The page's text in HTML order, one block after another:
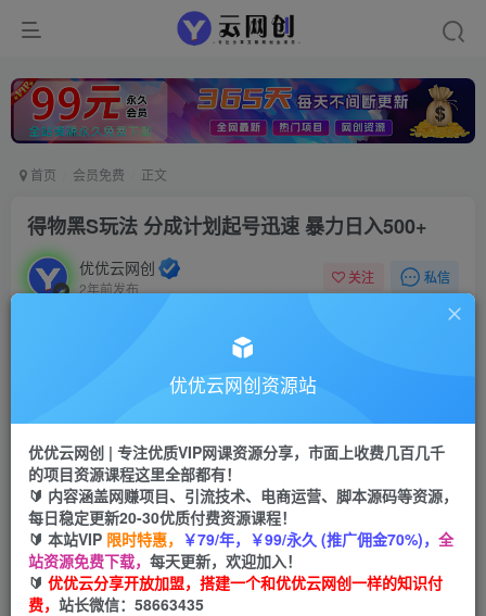
首页 会员免费 正文
得物黑S玩法 分成计划起号迅速 暴力日入500+
优优云网创
2年前发布
关注 私信
得物黑S玩法 分成计划起号迅速 暴力日入500+
云币9.9云币 99
会员免费
立即购买
您当前未登录！建议登陆后购买，可保存购买订单
优优云网创资源站
优优云网创 | 专注优质VIP网课资源分享，市面上收费几百几千
的项目资源课程这里全部都有！
🔰 内容涵盖网赚项目、引流技术、电商运营、脚本源码等资源，
每日稳定更新20-30优质付费资源课程！
🔰 本站VIP 限时特惠， ￥79/年，￥99/永久 (推广佣金70%)， 全
站资源免费下载， 每天更新，欢迎加入！
🔰 优优云分享开放加盟，搭建一个和优优云网创一样的知识付
费， 站长微信：58663435